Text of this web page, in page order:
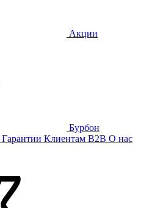
Акции
Бурбон
Гарантии Клиентам B2B О нас